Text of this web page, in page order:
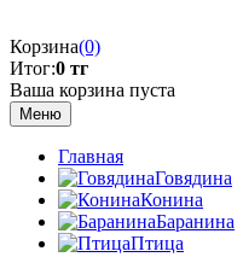
Корзина(0)
Итог:0 тг
Ваша корзина пуста
Меню
Главная
Говядина
Конина
Баранина
Птица